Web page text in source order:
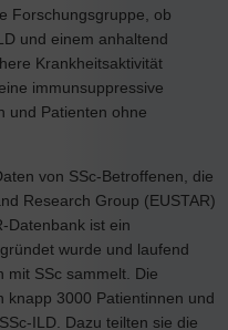
Forschungsgruppe, ob
und einem anhaltend
Krankheitsaktivität
immunsuppressive
und Patienten ohne
von SSc-Betroffenen, die
Research Group (EUSTAR)
Datenbank ist ein
wurde und laufend
mit SSc sammelt. Die
knapp 3000 Patientinnen und
ILD. Dazu teilten sie die